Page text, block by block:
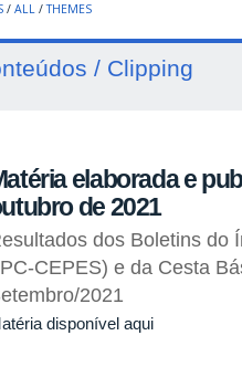
/ ALL / THEMES
/ Clipping
elaborada e
de 2021
dos Boletins do
CEPES) e da Cesta
2021
disponível aqui